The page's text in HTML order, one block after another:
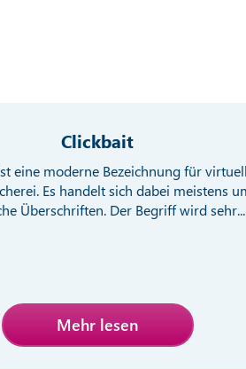
Clickbait
eine moderne Bezeichnung für
Es handelt sich dabei meistens
Überschriften. Der Begriff wird sehr...
Mehr lesen